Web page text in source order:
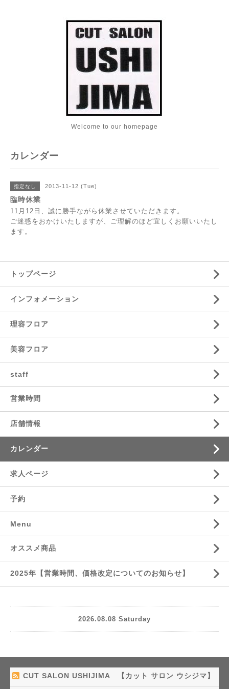
Welcome to our homepage
カレンダー
指定なし 2013-11-12 (Tue)
臨時休業
11月12日、誠に勝手ながら休業させていただきます。
ご迷惑をおかけいたしますが、ご理解のほど宜しくお願いいたし
ます。
トップページ
インフォメーション
理容フロア
美容フロア
staff
営業時間
店舗情報
カレンダー
求人ページ
予約
Menu
オススメ商品
2025年【営業時間、価格改定についてのお知らせ】
2026.08.08 Saturday
CUT SALON USHIJIMA 【カット サロン ウシジマ】